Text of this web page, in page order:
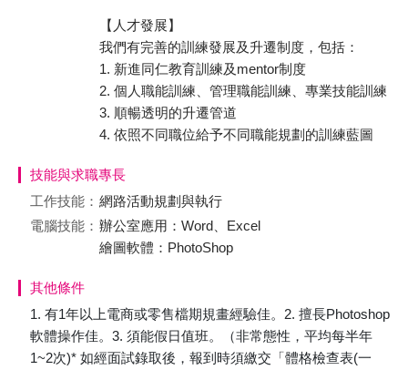
【人才發展】
我們有完善的訓練發展及升遷制度，包括：
1. 新進同仁教育訓練及mentor制度
2. 個人職能訓練、管理職能訓練、專業技能訓練
3. 順暢透明的升遷管道
4. 依照不同職位給予不同職能規劃的訓練藍圖
技能與求職專長
工作技能： 網路活動規劃與執行
電腦技能： 辦公室應用：Word、Excel
繪圖軟體：PhotoShop
其他條件
1. 有1年以上電商或零售檔期規畫經驗佳。2. 擅長Photoshop
軟體操作佳。3. 須能假日值班。（非常態性，平均每半年
1~2次)* 如經面試錄取後，報到時須繳交「體格檢查表(一